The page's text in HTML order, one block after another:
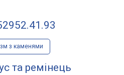
з каменями
та ремінець